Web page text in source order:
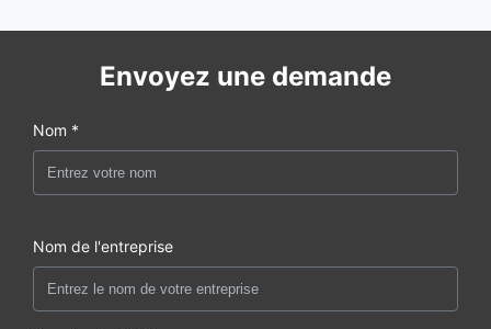
Envoyez une demande
Nom *
Nom de l'entreprise